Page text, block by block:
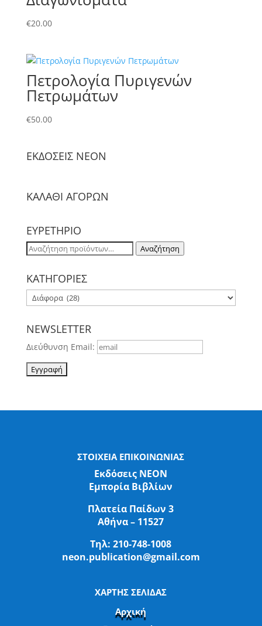
€20.00
Πετρολογία Πυριγενών
Πετρωμάτων
€50.00
ΕΚΔΟΣΕΙΣ NΕΟΝ
ΚΑΛΑΘΙ ΑΓΟΡΩΝ
ΕΥΡΕΤΗΡΙΟ
Αναζήτηση
Αναζήτηση
ΚΑΤΗΓΟΡΙΕΣ
NEWSLETTER
Διεύθυνση Email:
ΣΤΟΙΧΕΙΑ ΕΠΙΚΟΙΝΩΝΙΑΣ
Εκδόσεις ΝΕΟΝ
Εμπορία Βιβλίων
Πλατεία Παίδων 3
Αθήνα – 11527
Τηλ:210-748-1008
neon.publication@gmail.com
ΧΑΡΤΗΣ ΣΕΛΙΔΑΣ
Αρχική